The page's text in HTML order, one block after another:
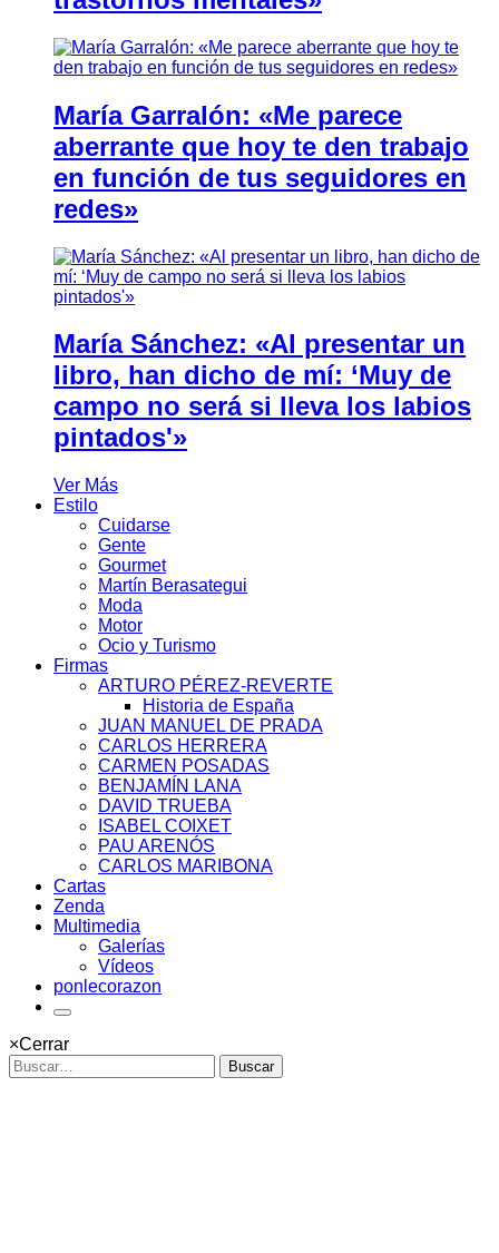
María Garralón: «Me parece
aberrante que hoy te den trabajo
en función de tus seguidores en
redes»
María Sánchez: «Al presentar un
libro, han dicho de mí: ‘Muy de
campo no será si lleva los labios
pintados'»
Ver Más
Estilo
Cuidarse
Gente
Gourmet
Martín Berasategui
Moda
Motor
Ocio y Turismo
Firmas
ARTURO PÉREZ-REVERTE
Historia de España
JUAN MANUEL DE PRADA
CARLOS HERRERA
CARMEN POSADAS
BENJAMÍN LANA
DAVID TRUEBA
ISABEL COIXET
PAU ARENÓS
CARLOS MARIBONA
Cartas
Zenda
Multimedia
Galerías
Vídeos
ponlecorazon
×Cerrar
Buscar